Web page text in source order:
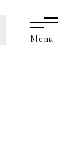
Menu